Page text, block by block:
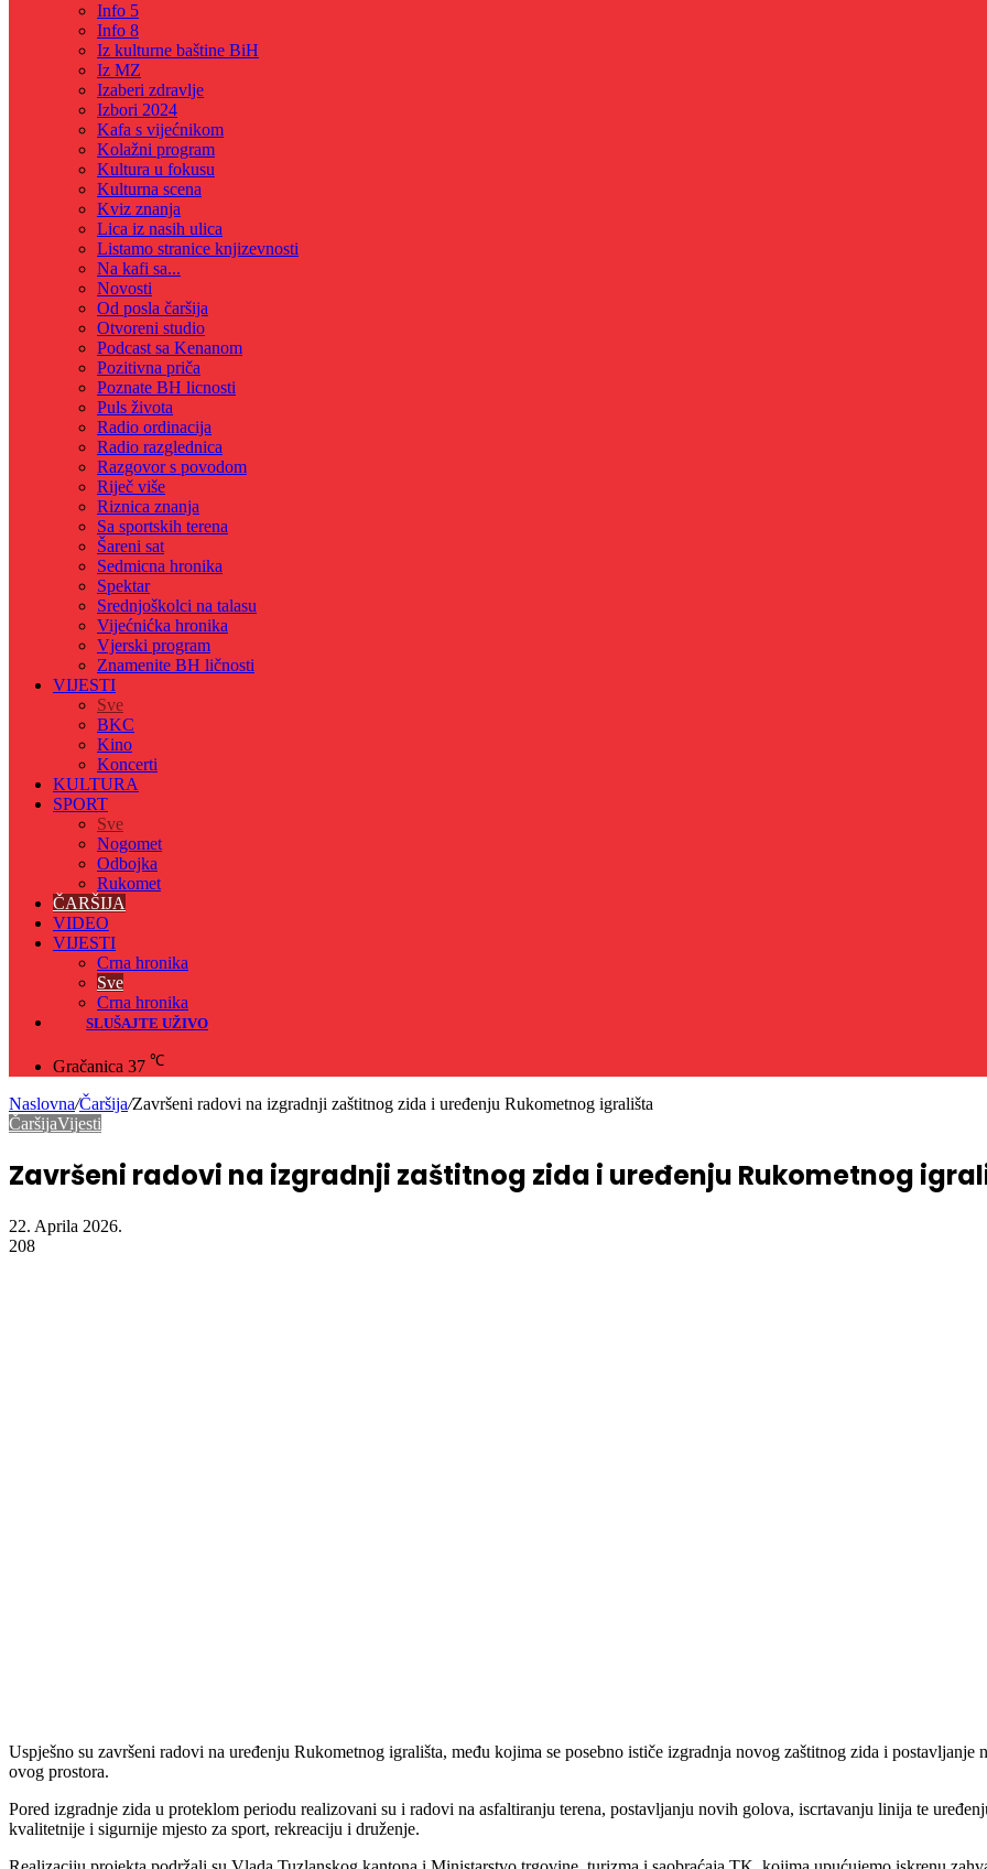
Info 5
Info 8
Iz kulturne baštine BiH
Iz MZ
Izaberi zdravlje
Izbori 2024
Kafa s vijećnikom
Kolažni program
Kultura u fokusu
Kulturna scena
Kviz znanja
Lica iz nasih ulica
Listamo stranice knjizevnosti
Na kafi sa...
Novosti
Od posla čaršija
Otvoreni studio
Podcast sa Kenanom
Pozitivna priča
Poznate BH licnosti
Puls života
Radio ordinacija
Radio razglednica
Razgovor s povodom
Riječ više
Riznica znanja
Sa sportskih terena
Šareni sat
Sedmicna hronika
Spektar
Srednjoškolci na talasu
Vijećnićka hronika
Vjerski program
Znamenite BH ličnosti
VIJESTI
Sve
BKC
Kino
Koncerti
KULTURA
SPORT
Sve
Nogomet
Odbojka
Rukomet
ČARŠIJA
VIDEO
VIJESTI
Crna hronika
Sve
Crna hronika
SLUŠAJTE UŽIVO
Gračanica 37 ℃
Naslovna/Čaršija/Završeni radovi na izgradnji zaštitnog zida i uređenju Rukometnog igrališta
ČaršijaVijesti
Završeni radovi na izgradnji zaštitnog zida i uređenju Rukometnog
22. Aprila 2026.
208
Uspješno su završeni radovi na uređenju Rukometnog igrališta, među kojima se posebno ističe izgradnja novog zaštitnog zida i
ovog prostora.
Pored izgradnje zida u proteklom periodu realizovani su i radovi na asfaltiranju terena, postavljanju novih golova, iscrtavanju linija te
kvalitetnije i sigurnije mjesto za sport, rekreaciju i druženje.